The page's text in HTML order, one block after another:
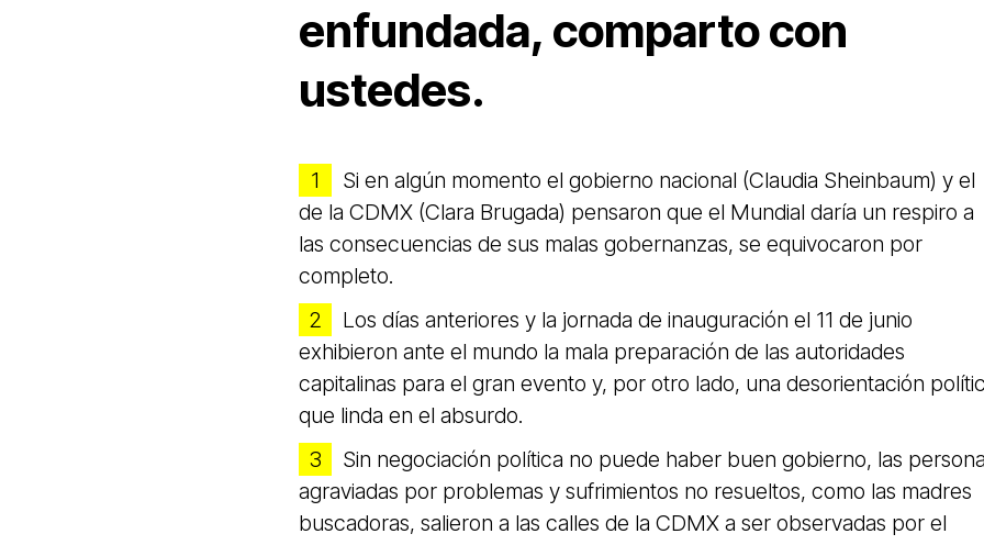
enfundada, comparto con
ustedes.
Si en algún momento el gobierno nacional (Claudia Sheinbaum) y el
de la CDMX (Clara Brugada) pensaron que el Mundial daría un respiro a
las consecuencias de sus malas gobernanzas, se equivocaron por
completo.
Los días anteriores y la jornada de inauguración el 11 de junio
exhibieron ante el mundo la mala preparación de las autoridades
capitalinas para el gran evento y, por otro lado, una desorientación
que linda en el absurdo.
Sin negociación política no puede haber buen gobierno, las
agraviadas por problemas y sufrimientos no resueltos, como las madres
buscadoras, salieron a las calles de la CDMX a ser observadas por el